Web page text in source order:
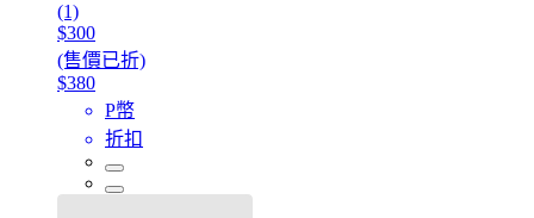
(1)
$300
(售價已折)
$380
P幣
折扣